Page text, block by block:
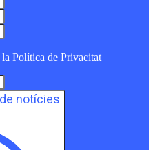
Política de Privacitat
notícies